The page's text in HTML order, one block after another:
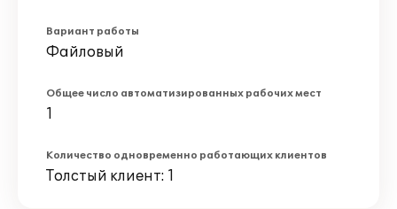
Вариант работы
Файловый
Общее число автоматизированных рабочих мест
1
Количество одновременно работающих клиентов
Толстый клиент: 1